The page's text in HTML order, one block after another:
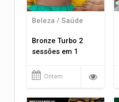
Beleza / Saúde
Bronze Turbo 2
sessões em 1
Ontem